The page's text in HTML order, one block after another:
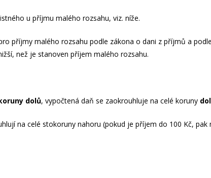
u příjmu malého rozsahu, viz. níže.
příjmy malého rozsahu podle zákona o dani z příjmů a
než je stanoven příjem malého rozsahu.
dolů, vypočtená daň se zaokrouhluje na celé koruny
na celé stokoruny nahoru (pokud je příjem do 100 Kč,